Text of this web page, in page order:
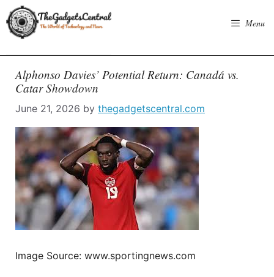
content
Menu
Alphonso Davies’ Potential Return: Canadá vs.
Catar Showdown
June 21, 2026 by thegadgetscentral.com
Image Source: www.sportingnews.com